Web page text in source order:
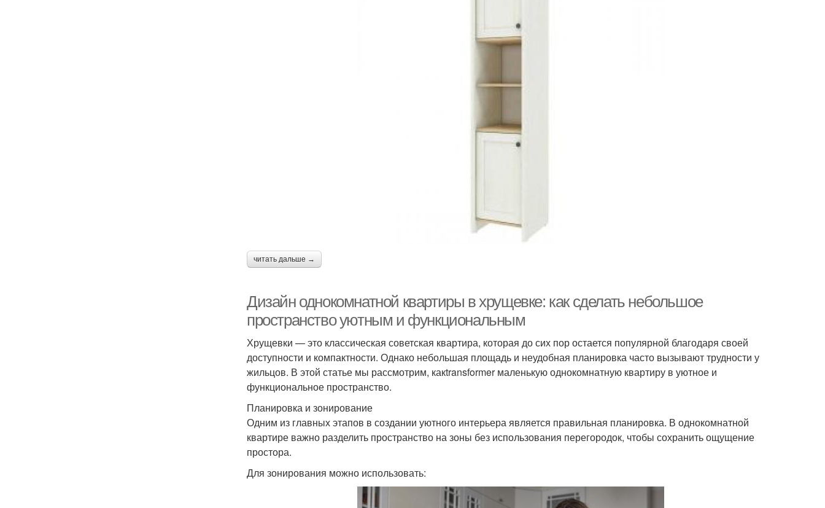
читать дальше →
Дизайн однокомнатной квартиры в хрущевке: как сделать небольшое
пространство уютным и функциональным
Хрущевки — это классическая советская квартира, которая до сих пор остается популярной благодаря своей
доступности и компактности. Однако небольшая площадь и неудобная планировка часто вызывают трудности у
жильцов. В этой статье мы рассмотрим, какtransformer маленькую однокомнатную квартиру в уютное и
функциональное пространство.
Планировка и зонирование
Одним из главных этапов в создании уютного интерьера является правильная планировка. В однокомнатной
квартире важно разделить пространство на зоны без использования перегородок, чтобы сохранить ощущение
простора.
Для зонирования можно использовать: